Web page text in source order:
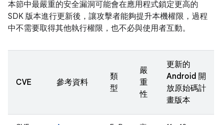
本節中最嚴重的安全漏洞可能會在應用程式鎖定更高的
SDK 版本進行更新後，讓攻擊者能夠提升本機權限，過程
中不需要取得其他執行權限，也不必與使用者互動。
CVE 參考資料
類
型
嚴
重
性
更新的
Android 開
放原始碼計
畫版本